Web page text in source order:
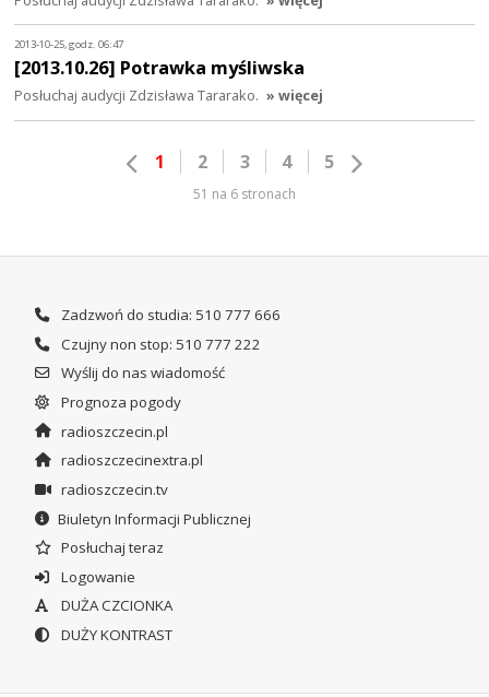
2013-10-25, godz. 06:47
[2013.10.26] Potrawka myśliwska
Posłuchaj audycji Zdzisława Tararako. » więcej
1 2 3 4 5
51 na 6 stronach
Zadzwoń do studia: 510 777 666
Czujny non stop: 510 777 222
Wyślij do nas wiadomość
Prognoza pogody
radioszczecin.pl
radioszczecinextra.pl
radioszczecin.tv
Biuletyn Informacji Publicznej
Posłuchaj teraz
Logowanie
DUŻA CZCIONKA
DUŻY KONTRAST